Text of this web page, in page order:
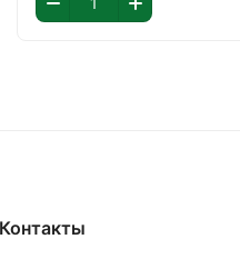
Контакты